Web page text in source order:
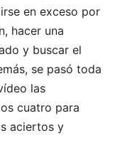
en exceso por
hacer una
y buscar el
se pasó toda
las
cuatro para
aciertos y